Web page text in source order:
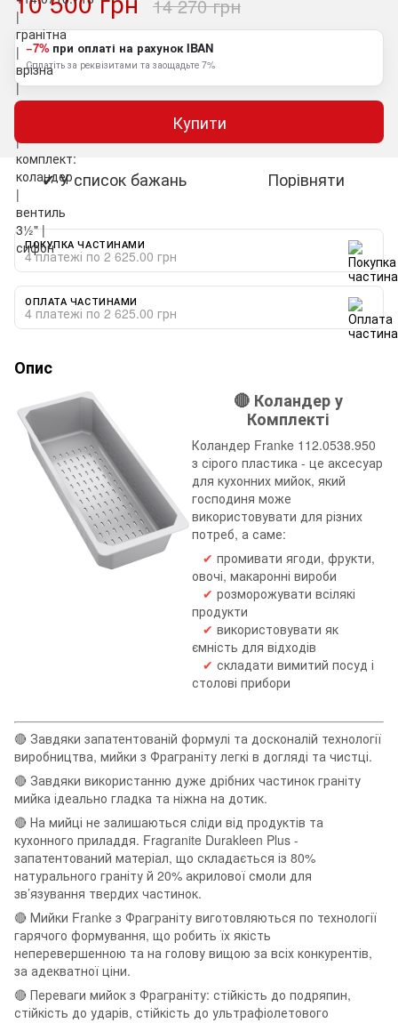
14 270 грн
−7%при оплаті на рахунок IBAN
Сплатіть за реквізитами та заощадьте 7%
Купити
✔ У список бажань Порівняти
ПОКУПКА ЧАСТИНАМИ
4 платежі по 2 625.00 грн
ОПЛАТА ЧАСТИНАМИ
4 платежі по 2 625.00 грн
Опис
🔴 Коландер у
Комплекті
Коландер Franke 112.0538.950
з сірого пластика - це аксесуар
для кухонних мийок, який
господиня може
використовувати для різних
потреб, а саме:
✔ промивати ягоди, фрукти,
овочі, макаронні вироби
✔ розморожувати всілякі
продукти
✔ використовувати як
ємність для відходів
✔ складати вимитий посуд і
столові прибори
🔴 Завдяки запатентованій формулі та досконалій технології
виробництва, мийки з Фраграніту легкі в догляді та чистці.
🔴 Завдяки використанню дуже дрібних частинок граніту
мийка ідеально гладка та ніжна на дотик.
🔴 На мийці не залишаються сліди від продуктів та
кухонного приладдя. Fragranite Durakleen Plus -
запатентований матеріал, що складається із 80%
натурального граніту й 20% акрилової смоли для
зв’язування твердих частинок.
🔴 Мийки Franke з Фраграніту виготовляються по технології
гарячого формування, що робить їх якість
неперевершенною та на голову вищою за всіх конкурентів,
за адекватної ціни.
🔴 Переваги мийок з Фраграніту: стійкість до подряпин,
стійкість до ударів, стійкість до ультрафіолетового